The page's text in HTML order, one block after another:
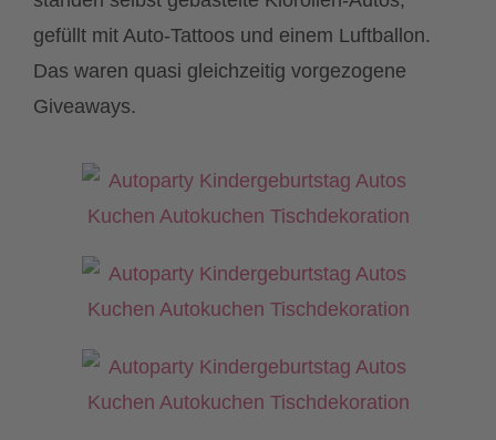
gefüllt mit Auto-Tattoos und einem Luftballon.
Das waren quasi gleichzeitig vorgezogene
Giveaways.